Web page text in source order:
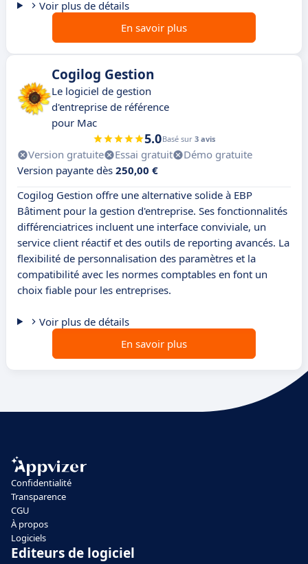
Voir plus de détails
En savoir plus
Cogilog Gestion
Le logiciel de gestion
d'entreprise de référence
pour Mac
5.0Basé sur 3 avis
Version gratuite Essai gratuit
Démo gratuite
Version payante dès 250,00 €
Cogilog Gestion offre une alternative solide à EBP
Bâtiment pour la gestion d'entreprise. Ses fonctionnalités
différenciatrices incluent une interface conviviale, un
service client réactif et des outils de reporting avancés. La
flexibilité de personnalisation des paramètres et la
compatibilité avec les normes comptables en font un
choix fiable pour les entreprises.
Voir plus de détails
En savoir plus
Confidentialité
Transparence
CGU
À propos
Logiciels
Editeurs de logiciel